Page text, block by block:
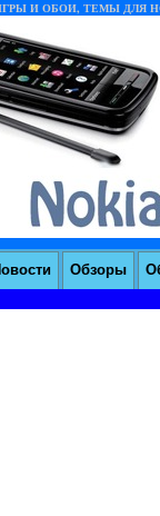
И ОБОИ, ТЕМЫ ДЛЯ
Обзоры